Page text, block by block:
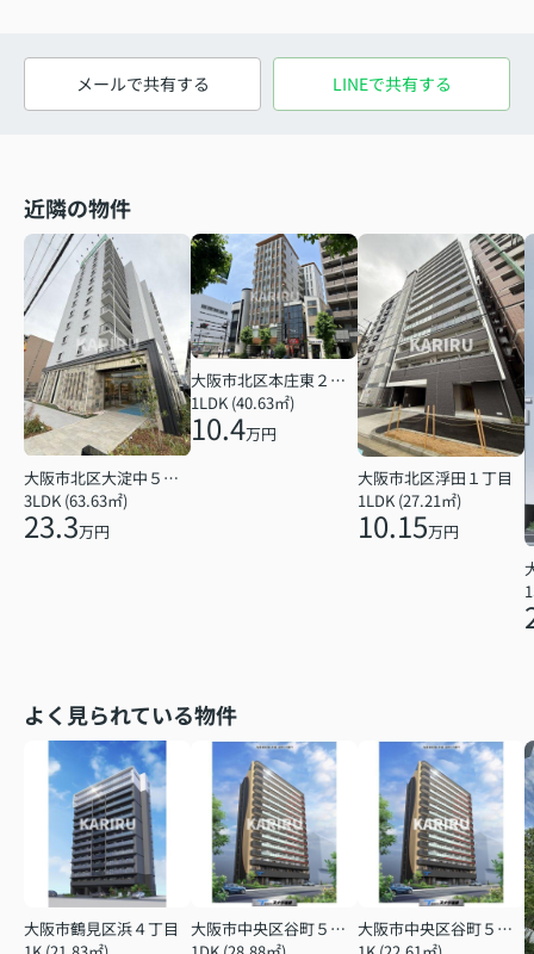
メールで共有する LINEで共有する
近隣の物件
大阪市北区大淀中５丁目
3LDK (63.63㎡)
23.3万円
大阪市北区本庄東２丁目
1LDK (40.63㎡)
10.4万円
大阪市北区浮田１丁目
1LDK (27.21㎡)
10.15万円
よく見られている物件
大阪市鶴見区浜４丁目
大阪市中央区谷町５丁目
大阪市中央区谷町５丁目